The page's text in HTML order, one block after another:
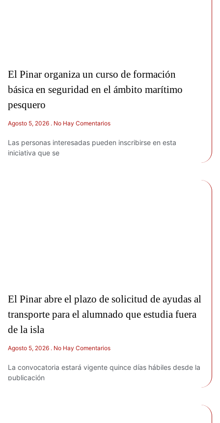
El Pinar organiza un curso de formación
básica en seguridad en el ámbito marítimo
pesquero
Agosto 5, 2026 No Hay Comentarios
Las personas interesadas pueden inscribirse en esta
iniciativa que se
El Pinar abre el plazo de solicitud de ayudas al
transporte para el alumnado que estudia fuera
de la isla
Agosto 5, 2026 No Hay Comentarios
La convocatoria estará vigente quince días hábiles desde la
publicación